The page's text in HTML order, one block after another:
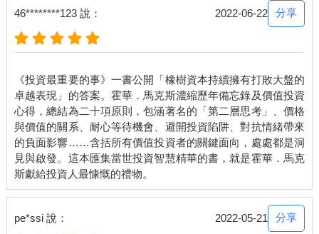
趣，還是對絕對報酬（absolute returns）感興趣。在大盤下跌
50％時，-45％的投資報酬率代表打敗大盤，但對我們大多數的人
來說，這樣的勝利是多麼慘烈。〕
心，給自己足夠的時間，你要的不是短線暴利，而是長線的穩定
報酬。〕
每個人都想賺錢，所有經濟學都建立在一種信念上：人類的
行為普遍有獲利動機。資本主義也一樣，獲利動機使大家更努力
工作，也願意冒險投資。追求獲利使得世界上的物質生活有極大
的進步。
但是這種普遍行為也使得擊敗大盤成為困難的任務。數百萬人都
在爭奪每一塊錢可能的投資獲利，誰會得到呢？那就是搶先一步
46********123 說： 2022-06-22 分享
《投資最重要的事》一書公開「橡樹資本持續擁有打敗大盤的
卓越表現」的答案。霍華．馬克斯濃縮歷年備忘錄及價值投資
心得，總結為二十項原則，包涵著名的「第二層思考」、價格
與價值的關系、耐心等待機會、避開投資陷阱、對抗情緒帶來
的負面影響……含括所有價值投資者的關鍵面向，處處都是洞
見與啟發。這本匯集當世投資智慧精華的書，就是霍華．馬克
pe*ssi 說： 2022-05-21 分享